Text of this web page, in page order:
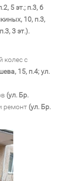
5 эт.; п.3, 6
10, п.3,
3 эт.).
колес с
15, п.4; ул.
(ул. Бр.
ремонт (ул. Бр.